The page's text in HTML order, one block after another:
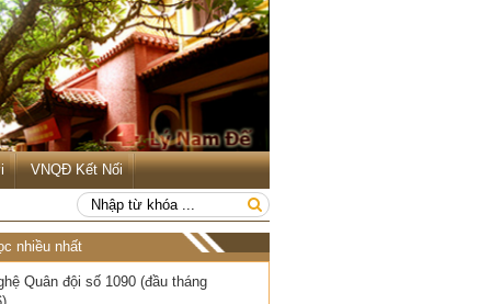
VNQĐ Kết Nối
nhiều nhất
Quân đội số 1090 (đầu tháng